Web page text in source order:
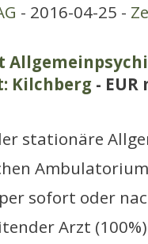
- 2016-04-25 -
Kilchberg -
stationäre
sofort oder
Arzt